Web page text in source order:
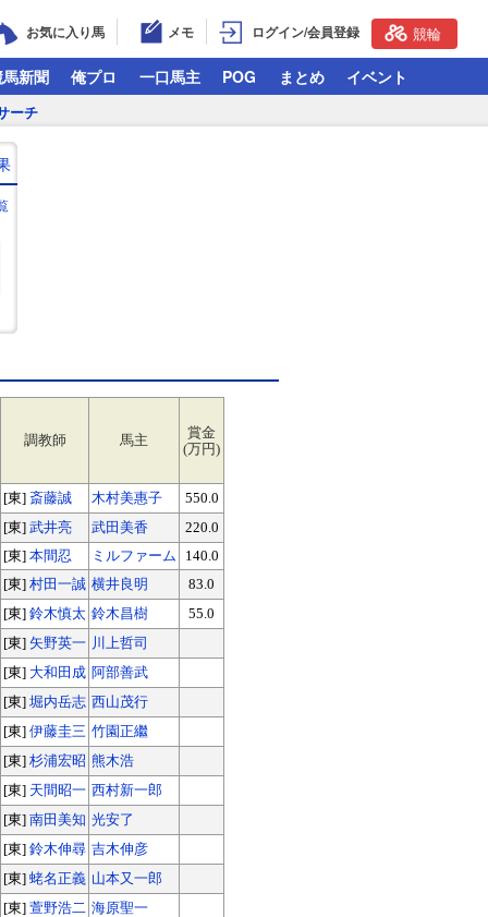
お気に入り馬 メモ ログイン/会員登録 競輪
新聞 俺プロ 一口馬主 POG まとめ イベント
ーチ
調教師 馬主
賞金
(万円)
[東] 斎藤誠 木村美惠子
550.0
[東] 武井亮 武田美香
220.0
[東] 本間忍 ミルファーム
140.0
[東] 村田一誠 横井良明
83.0
[東] 鈴木慎太 鈴木昌樹
55.0
[東] 矢野英一 川上哲司
[東] 大和田成 阿部善武
[東] 堀内岳志 西山茂行
[東] 伊藤圭三 竹園正繼
[東] 杉浦宏昭 熊木浩
[東] 天間昭一 西村新一郎
[東] 南田美知 光安了
[東] 鈴木伸尋 吉木伸彦
[東] 蛯名正義 山本又一郎
[東] 萱野浩二 海原聖一